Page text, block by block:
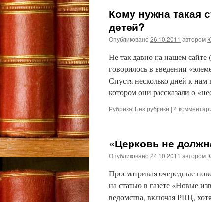
Кому нужна такая
детей?
Опубликовано 26.10.2011 автором
Не так давно на нашем сайте
говорилось в введении
Спустя несколько дней к
котором они рассказали о
Рубрика: Без рубрики | 4
«Церковь не
Опубликовано 24.10.2011 автором
Просматривая очередные
на статью в газете «Новые
ведомства, включая РПЦ,